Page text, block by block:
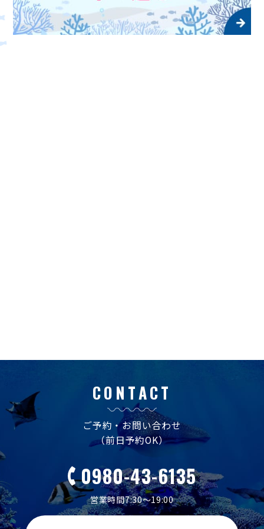
CONTACT
ご予約・お問い合わせ
（前日予約OK）
0980-43-6135
営業時間7:30～19:00